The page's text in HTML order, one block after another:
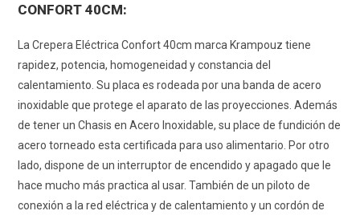
CONFORT 40CM:
La Crepera Eléctrica Confort 40cm marca Krampouz tiene
rapidez, potencia, homogeneidad y constancia del
calentamiento. Su placa es rodeada por una banda de acero
inoxidable que protege el aparato de las proyecciones. Además
de tener un Chasis en Acero Inoxidable, su place de fundición de
acero torneado esta certificada para uso alimentario. Por otro
lado, dispone de un interruptor de encendido y apagado que le
hace mucho más practica al usar. También de un piloto de
conexión a la red eléctrica y de calentamiento y un cordón de